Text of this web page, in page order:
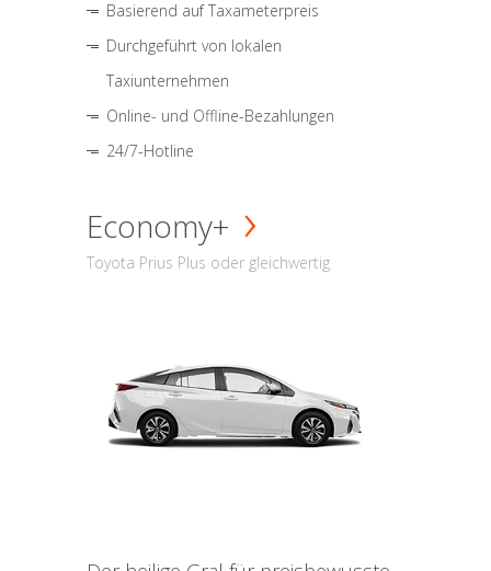
Basierend auf Taxameterpreis
Durchgeführt von lokalen
Taxiunternehmen
Online- und Offline-Bezahlungen
24/7-Hotline
Economy+
Toyota Prius Plus oder gleichwertig